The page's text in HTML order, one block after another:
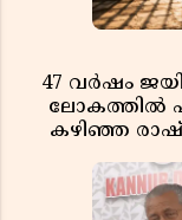
47 വർഷം
ലോകത്തിൽ
കഴിഞ്ഞ